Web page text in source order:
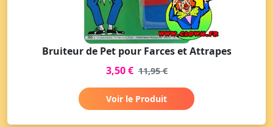
Bruiteur de Pet pour Farces et Attrapes
3,50 € 11,95 €
Voir le Produit